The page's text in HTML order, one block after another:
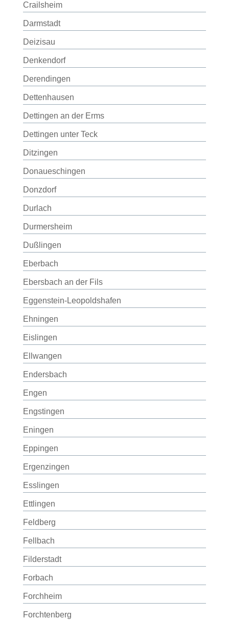
Crailsheim
Darmstadt
Deizisau
Denkendorf
Derendingen
Dettenhausen
Dettingen an der Erms
Dettingen unter Teck
Ditzingen
Donaueschingen
Donzdorf
Durlach
Durmersheim
Dußlingen
Eberbach
Ebersbach an der Fils
Eggenstein-Leopoldshafen
Ehningen
Eislingen
Ellwangen
Endersbach
Engen
Engstingen
Eningen
Eppingen
Ergenzingen
Esslingen
Ettlingen
Feldberg
Fellbach
Filderstadt
Forbach
Forchheim
Forchtenberg